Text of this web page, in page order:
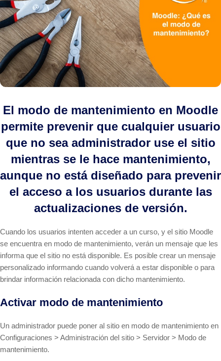
El modo de mantenimiento en Moodle
permite prevenir que cualquier usuario
que no sea administrador use el sitio
mientras se le hace mantenimiento,
aunque no está diseñado para prevenir
el acceso a los usuarios durante las
actualizaciones de versión.
Cuando los usuarios intenten acceder a un curso, y el sitio Moodle
se encuentra en modo de mantenimiento, verán un mensaje que les
informa que el sitio no está disponible. Es posible crear un mensaje
personalizado informando cuando volverá a estar disponible o para
brindar información relacionada con dicho mantenimiento.
Activar modo de mantenimiento
Un administrador puede poner al sitio en modo de mantenimiento en
Configuraciones > Administración del sitio > Servidor > Modo de
mantenimiento.